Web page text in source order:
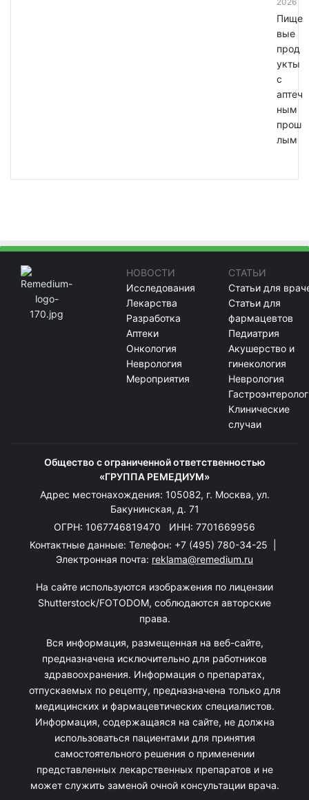
Пище
вые
прод
укты
с
аптеч
ным
прош
лым
НОВОСТИ
Исследования
Лекарства
Разработка
Аптеки
Онкология
Неврология
Мероприятия
СТАТЬИ
Статьи для
Статьи для
фармацевтов
Педиатрия
Акушерство и
гинекология
Неврология
Клинические
случаи
Общество с ограниченной ответственностью
«ГРУППА РЕМЕДИУМ»
Адрес местонахождения: 105082, г. Москва, ул.
Бакунинская, д. 71
ОГРН: 1067746819470 ИНН: 7701669956
Контактные данные: Телефон: +7 (495) 780-34-25
Электронная почта: reklama@remedium.ru
На сайте используются изображения по лицензии
Shutterstock/FOTODOM, соблюдаются авторские
права.
Вся информация, размещенная на веб-сайте,
предназначена исключительно для работников
здравоохранения. Информация о препаратах,
отпускаемых по рецепту, предназначена только для
медицинских и фармацевтических специалистов.
Информация, содержащаяся на сайте, не должна
использоваться пациентами для принятия
самостоятельного решения о применении
представленных лекарственных препаратов и не
может служить заменой очной консультации врача.